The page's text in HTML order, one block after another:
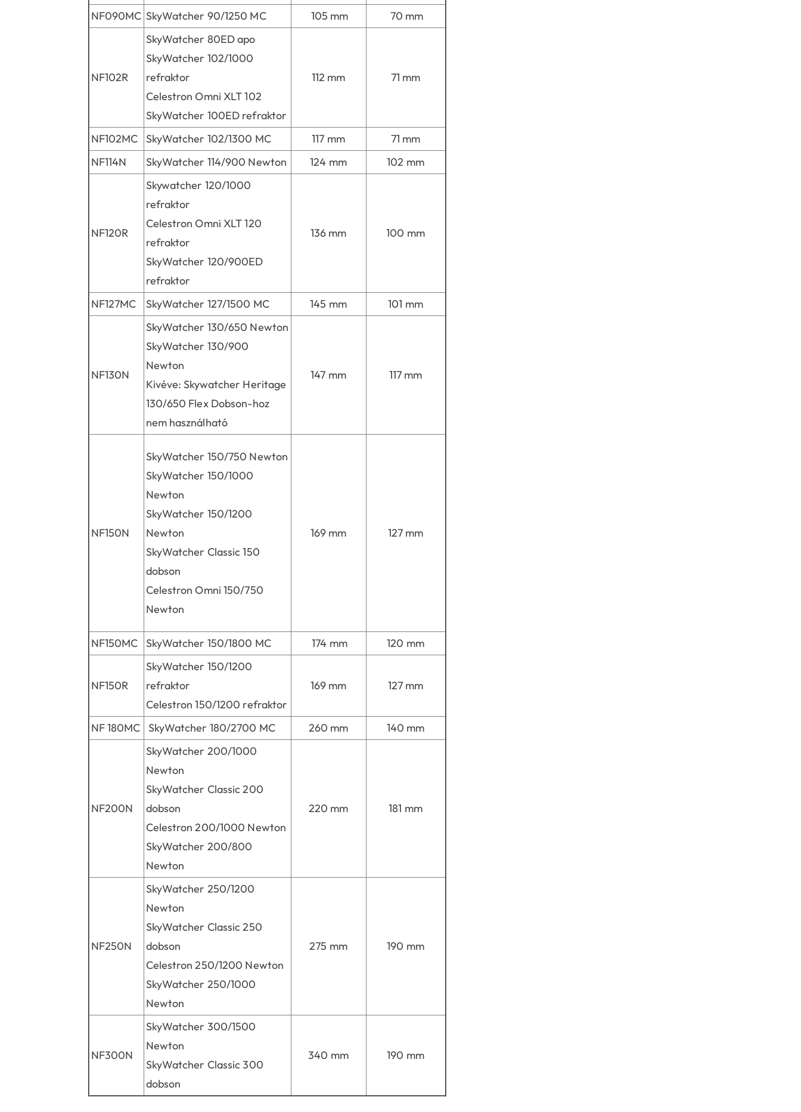
NF090MC SkyWatcher 90/1250 MC 105 mm 70 mm
NF102R
SkyWatcher 80ED apo
SkyWatcher 102/1000
refraktor
Celestron Omni XLT 102
SkyWatcher 100ED refraktor
112 mm 71 mm
NF102MC SkyWatcher 102/1300 MC 117 mm
71 mm
NF114N
SkyWatcher 114/900 Newton 124 mm 102 mm
NF120R
Skywatcher 120/1000
refraktor
Celestron Omni XLT 120
refraktor
SkyWatcher 120/900ED
refraktor
136 mm 100 mm
NF127MC SkyWatcher 127/1500 MC 145 mm 101 mm
NF130N
SkyWatcher 130/650 Newton
SkyWatcher 130/900
Newton
Kivéve: Skywatcher Heritage
130/650 Flex Dobson-hoz
nem használható
147 mm 117 mm
NF150N
SkyWatcher 150/750 Newton
SkyWatcher 150/1000
Newton
SkyWatcher 150/1200
Newton
SkyWatcher Classic 150
dobson
Celestron Omni 150/750
Newton
169 mm 127 mm
NF150MC SkyWatcher 150/1800 MC 174 mm 120 mm
NF150R
SkyWatcher 150/1200
refraktor
Celestron 150/1200 refraktor
169 mm 127 mm
NF 180MC SkyWatcher 180/2700 MC 260 mm 140 mm
NF200N
SkyWatcher 200/1000
Newton
SkyWatcher Classic 200
dobson
Celestron 200/1000 Newton
SkyWatcher 200/800
Newton
220 mm 181 mm
NF250N
SkyWatcher 250/1200
Newton
SkyWatcher Classic 250
dobson
Celestron 250/1200 Newton
SkyWatcher 250/1000
Newton
275 mm 190 mm
NF300N
SkyWatcher 300/1500
Newton
SkyWatcher Classic 300
dobson
340 mm 190 mm